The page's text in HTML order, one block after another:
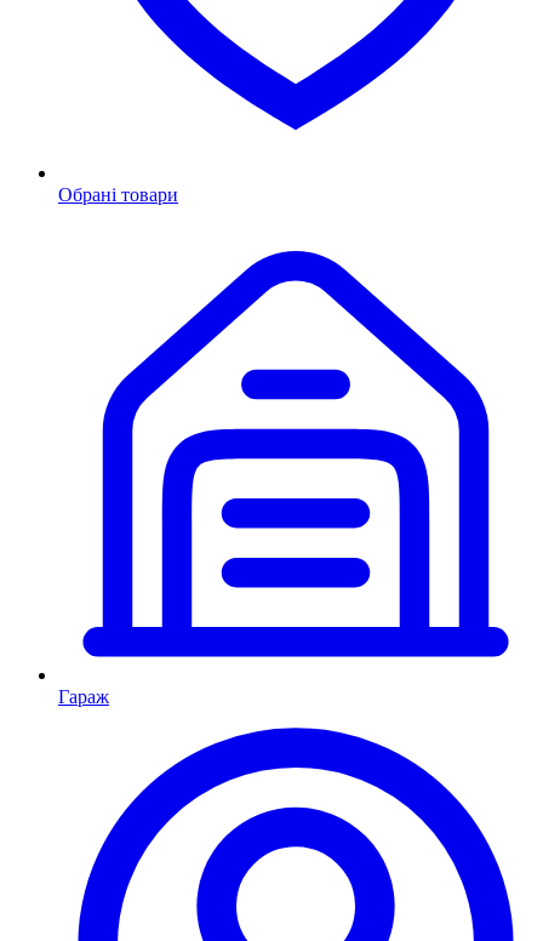
Обрані товари
Гараж